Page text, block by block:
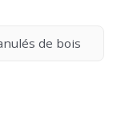
de bois